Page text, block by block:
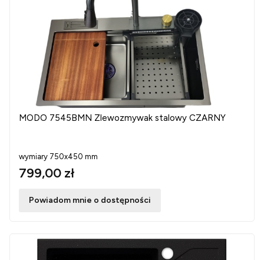
MODO 7545BMN Zlewozmywak stalowy CZARNY
wymiary 750x450 mm
799,00 zł
Powiadom mnie o dostępności